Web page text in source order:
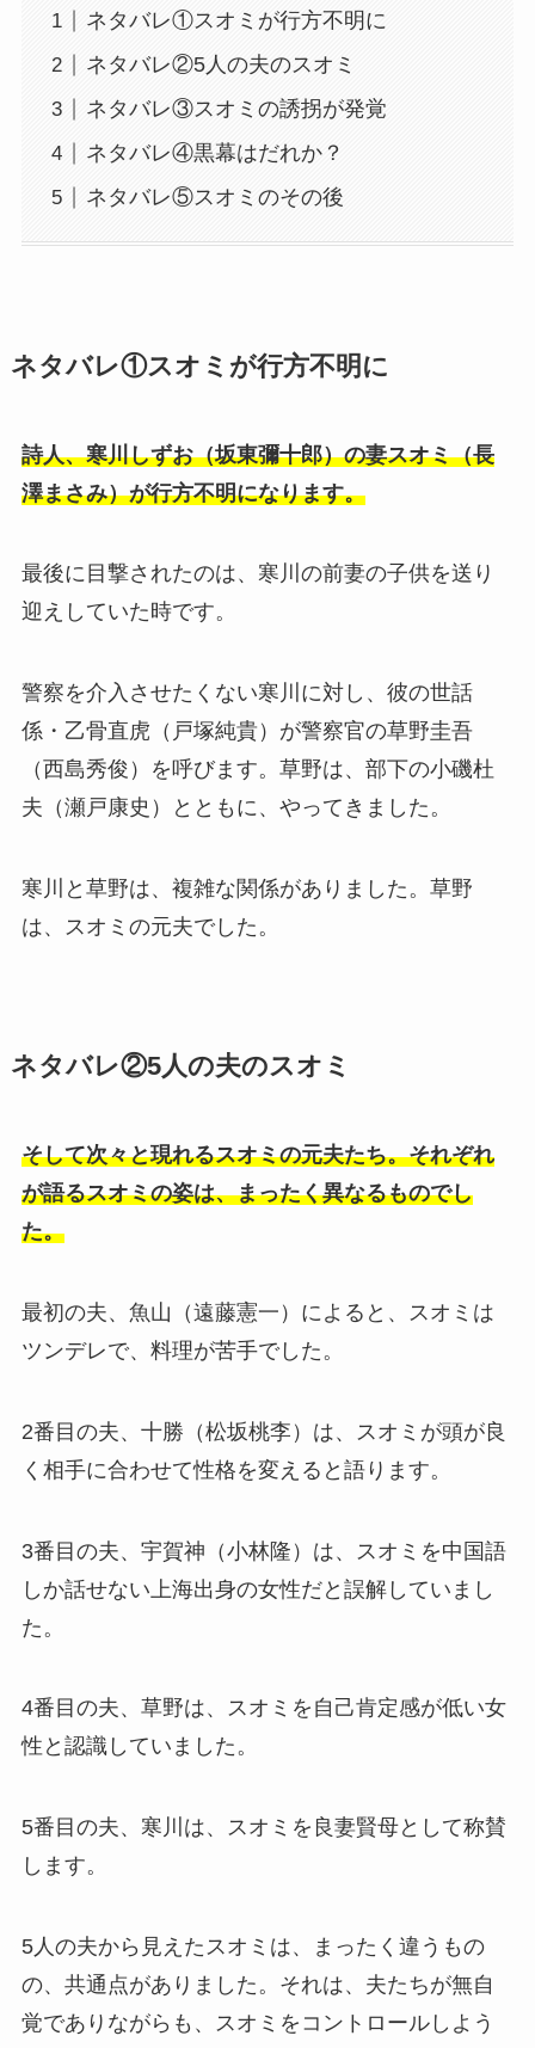
ネタバレ①スオミが行方不明に
ネタバレ②5人の夫のスオミ
ネタバレ③スオミの誘拐が発覚
ネタバレ④黒幕はだれか？
ネタバレ⑤スオミのその後
ネタバレ①スオミが行方不明に
詩人、寒川しずお（坂東彌十郎）の妻スオミ（長
澤まさみ）が行方不明になります。
最後に目撃されたのは、寒川の前妻の子供を送り
迎えしていた時です。
警察を介入させたくない寒川に対し、彼の世話
係・乙骨直虎（戸塚純貴）が警察官の草野圭吾
（西島秀俊）を呼びます。草野は、部下の小磯杜
夫（瀬戸康史）とともに、やってきました。
寒川と草野は、複雑な関係がありました。草野
は、スオミの元夫でした。
ネタバレ②5人の夫のスオミ
そして次々と現れるスオミの元夫たち。それぞれ
が語るスオミの姿は、まったく異なるものでし
た。
最初の夫、魚山（遠藤憲一）によると、スオミは
ツンデレで、料理が苦手でした。
2番目の夫、十勝（松坂桃李）は、スオミが頭が良
く相手に合わせて性格を変えると語ります。
3番目の夫、宇賀神（小林隆）は、スオミを中国語
しか話せない上海出身の女性だと誤解していまし
た。
4番目の夫、草野は、スオミを自己肯定感が低い女
性と認識していました。
5番目の夫、寒川は、スオミを良妻賢母として称賛
します。
5人の夫から見えたスオミは、まったく違うもの
の、共通点がありました。それは、夫たちが無自
覚でありながらも、スオミをコントロールしよう